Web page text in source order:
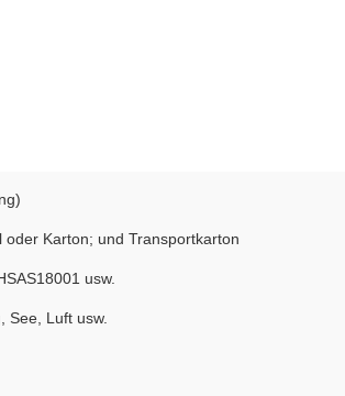
oder Karton; und Transportkarton
usw.
See, Luft usw.